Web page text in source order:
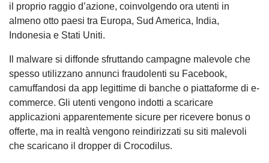
il proprio raggio d’azione, coinvolgendo ora utenti in
almeno otto paesi tra Europa, Sud America, India,
Indonesia e Stati Uniti.
Il malware si diffonde sfruttando campagne malevole che
spesso utilizzano annunci fraudolenti su Facebook,
camuffandosi da app legittime di banche o piattaforme di e-
commerce. Gli utenti vengono indotti a scaricare
applicazioni apparentemente sicure per ricevere bonus o
offerte, ma in realtà vengono reindirizzati su siti malevoli
che scaricano il dropper di Crocodilus.